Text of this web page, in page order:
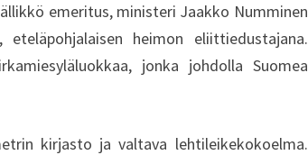
emeritus, ministeri Jaakko Numminen
heimon eliittiedustajana.
jonka johdolla Suomea
kirjasto ja valtava lehtileikekokoelma.